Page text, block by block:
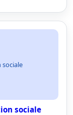
sociale